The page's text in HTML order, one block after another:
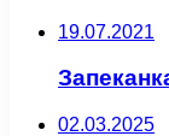
19.07.2021
02.03.2025